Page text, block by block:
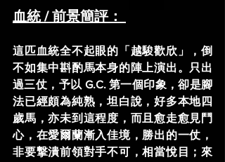
血統 / 前景簡評：
這匹血統全不起眼的「越駿歡欣」，倒
不如集中斟酌馬本身的陣上演出。只出
過三仗，予以 G.C. 第一個印象，卻是腳
法已經頗為純熟，坦白說，好多本地四
歲馬，亦未到這程度，而且愈走愈見鬥
心，在愛爾蘭漸入佳境，勝出的一仗，
非要撃潰前領對手不可，相當悅目；來